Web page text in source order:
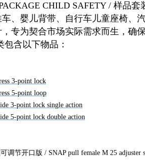
CHILD SAFETY / 样品
、婴儿背带、自行车儿童座椅、
专为契合市场实际需求而生，确
含以下物品：
3-point lock
5-point loop
3-point lock single action
5-point lock double action
调节开口版 / SNAP pull female M 25 adjuster